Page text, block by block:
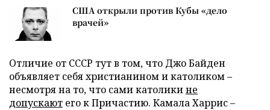
США открыли против Кубы «дело
врачей»
Отличие от СССР тут в том, что Джо Байден
объявляет себя христианином и католиком –
несмотря на то, что сами католикине
допускают его к Причастию. Камала Харрис –